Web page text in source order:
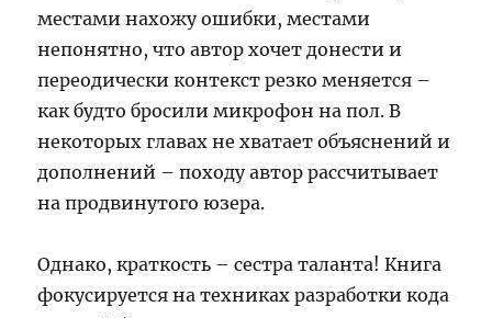
местами нахожу ошибки, местами
непонятно, что автор хочет донести и
переодически контекст резко меняется –
как будто бросили микрофон на пол. В
некоторых главах не хватает объяснений и
дополнений – походу автор рассчитывает
на продвинутого юзера.
Однако, краткость – сестра таланта! Книга
фокусируется на техниках разработки кода